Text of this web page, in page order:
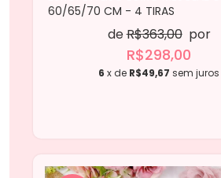
60/65/70 CM - 4 TIRAS
deR$363,00 por
R$298,00
6 x de R$49,67 sem juros